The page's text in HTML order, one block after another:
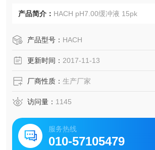
产品简介： HACH pH7.00缓冲液 15pk
产品型号： HACH
更新时间： 2017-11-13
厂商性质： 生产厂家
访问量： 1145
服务热线
010-57105479